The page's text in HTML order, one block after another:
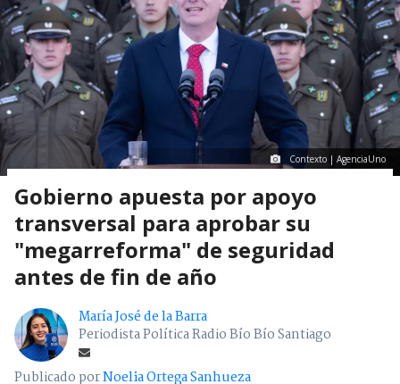
Contexto | AgenciaUno
Gobierno apuesta por apoyo
transversal para aprobar su
"megarreforma" de seguridad
antes de fin de año
María José de la Barra
Periodista Política Radio Bío Bío Santiago
Publicado porNoelia Ortega Sanhueza